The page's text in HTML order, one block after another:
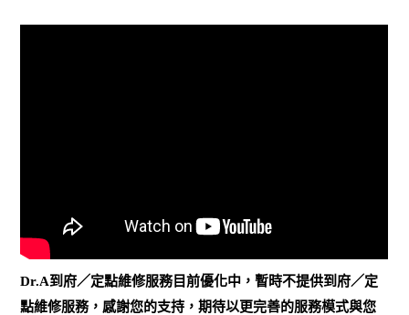
Dr.A到府／定點維修服務目前優化中，暫時不提供到府／定
點維修服務，感謝您的支持，期待以更完善的服務模式與您